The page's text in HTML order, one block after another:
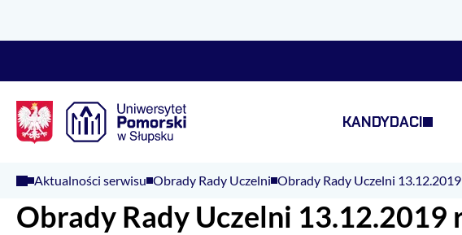
KANDYDACI
Aktualności serwisu Obrady Rady Uczelni Obrady Rady Uczelni 13.12.2019
Obrady Rady Uczelni 13.12.2019